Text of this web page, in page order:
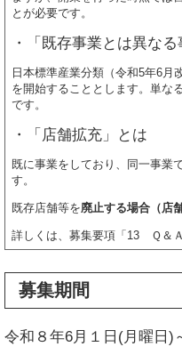
とが必要です。
・「既存事業とは異な
日本標準産業分類（令和5年6月
を開始することとします。単な
です。
・「店舗拡充」とは
既に事業をしており、同一事業
す。
既存店舗等を廃止する場合（店
詳しくは、募集要項「13 Ｑ＆
募集期間
令和８年6月１日(月曜日)